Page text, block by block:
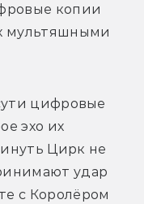
копии
мультяшными
цифровые
эхо их
Цирк не
удар
с Королёром